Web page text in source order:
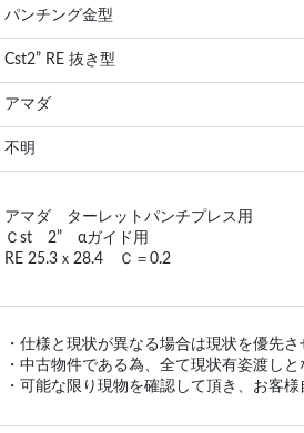
パンチング金型
Cst2” RE 抜き型
アマダ
不明
アマダ ターレットパンチプレス用
Ｃst 2” αガイド用
RE 25.3ｘ28.4 Ｃ＝0.2
・仕様と現状が異なる場合は現状を優先さ
・中古物件である為、全て現状有姿渡し
・可能な限り現物を確認して頂き、お客